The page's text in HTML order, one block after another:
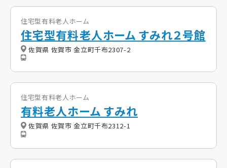
住宅型有料老人ホーム
住宅型有料老人ホーム すみれ２号館
佐賀県 佐賀市 金立町千布2307-2
住宅型有料老人ホーム
有料老人ホーム すみれ
佐賀県 佐賀市 金立町千布2312-1